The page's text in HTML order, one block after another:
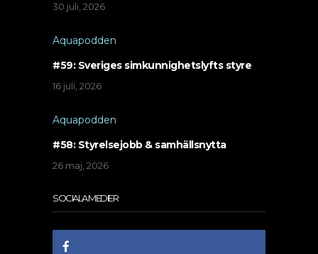
30 juli, 2026
Aquapodden
#59: Sveriges simkunnighetslyfts styre
16 juli, 2026
Aquapodden
#58: Styrelsejobb & samhällsnytta
26 maj, 2026
SOCIALA MEDIER